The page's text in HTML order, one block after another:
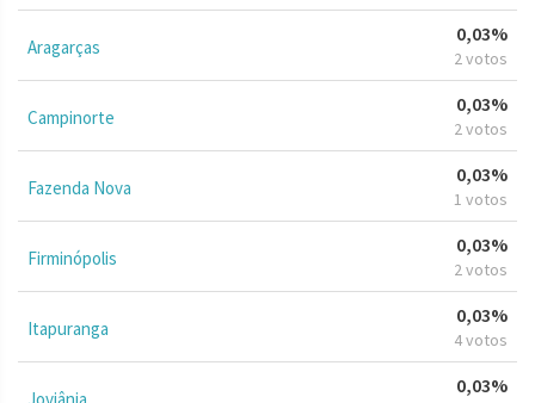
Aragarças
0,03%
2 votos
Campinorte
0,03%
2 votos
Fazenda Nova
0,03%
1 votos
Firminópolis
0,03%
2 votos
Itapuranga
0,03%
4 votos
0,03%